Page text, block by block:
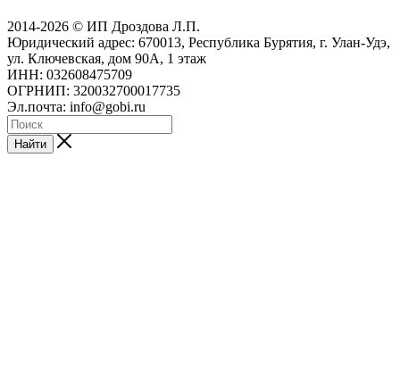
2014-2026 © ИП Дроздова Л.П.
Юридический адрес: 670013, Республика Бурятия, г. Улан-Удэ,
ул. Ключевская, дом 90А, 1 этаж
ИНН: 032608475709
ОГРНИП: 320032700017735
Эл.почта: info@gobi.ru
Найти